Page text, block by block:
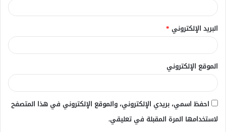
البريد الإلكتروني *
الموقع الإلكتروني
احفظ اسمي، بريدي الإلكتروني، والموقع الإلكتروني في هذا المتصفح
لاستخدامها المرة المقبلة في تعليقي.